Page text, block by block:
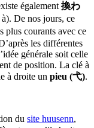
également換わ
à). De nos jours, ce
plus courants avec ce
les différentes
générale soit celle
de position. La clé à
à droite un pieu (弋).
du site huusenn,